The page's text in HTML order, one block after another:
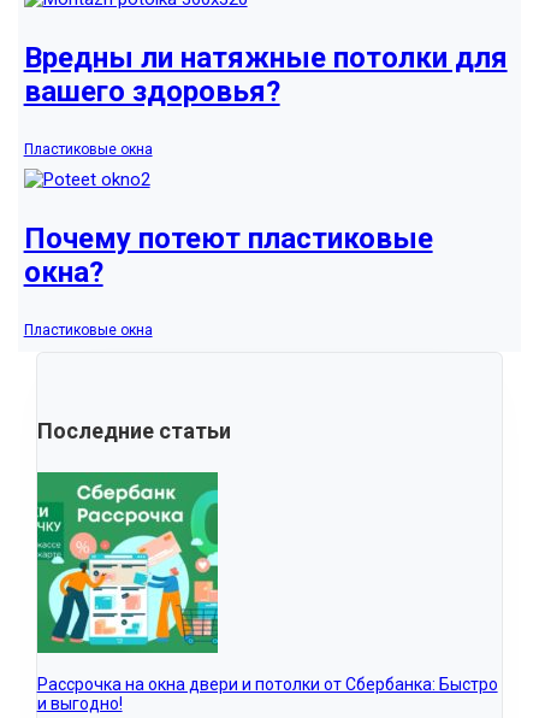
Вредны ли натяжные потолки для
вашего здоровья?
Пластиковые окна
Почему потеют пластиковые
окна?
Пластиковые окна
Последние статьи
Рассрочка на окна двери и потолки от Сбербанка: Быстро
и выгодно!